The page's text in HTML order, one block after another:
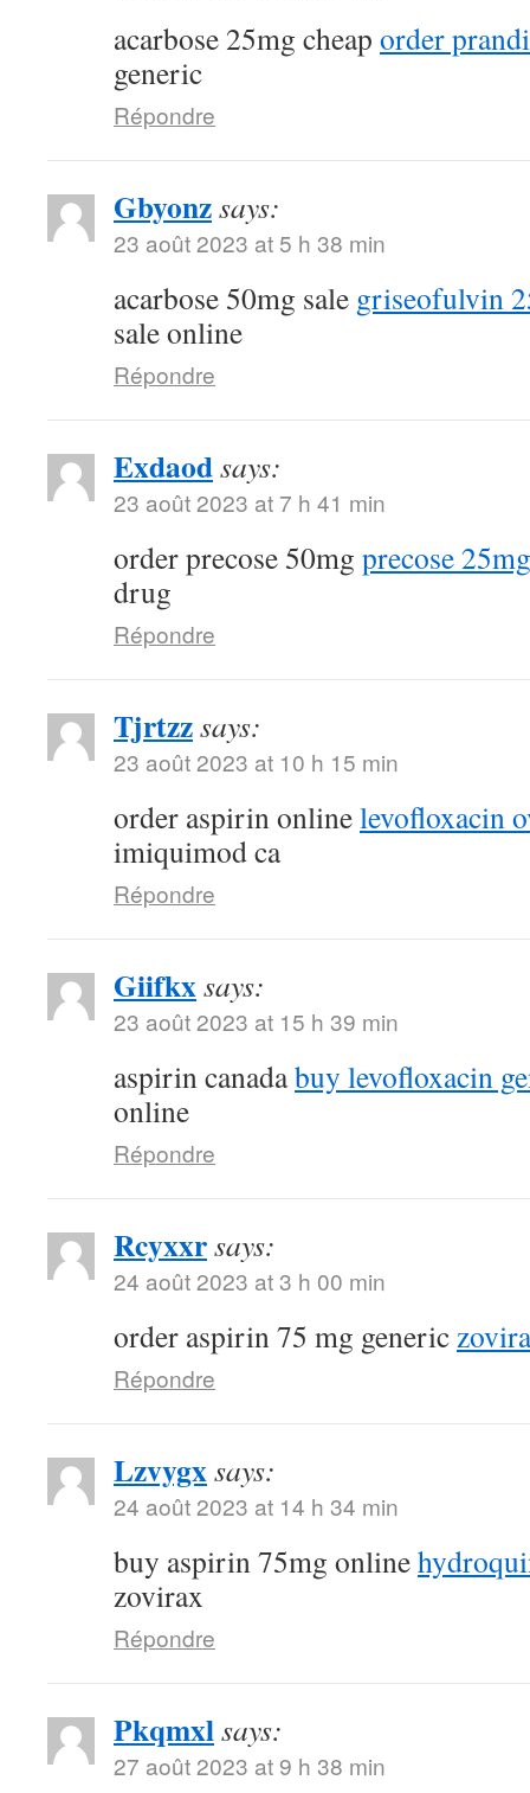
acarbose 25mg cheap order
generic
Répondre
Gbyonzsays:
23 août 2023 at 5 h 38 min
acarbose 50mg sale griseofulvin
sale online
Répondre
Exdaodsays:
23 août 2023 at 7 h 41 min
order precose 50mg precose
drug
Répondre
Tjrtzzsays:
23 août 2023 at 10 h 15 min
order aspirin onlinelevofloxacin
imiquimod ca
Répondre
Giifkxsays:
23 août 2023 at 15 h 39 min
aspirin canadabuy levofloxacin
online
Répondre
Rcyxxrsays:
24 août 2023 at 3 h 00 min
order aspirin 75 mg generic
Répondre
Lzvygxsays:
24 août 2023 at 14 h 34 min
buy aspirin 75mg online
zovirax
Répondre
Pkqmxlsays:
27 août 2023 at 9 h 38 min